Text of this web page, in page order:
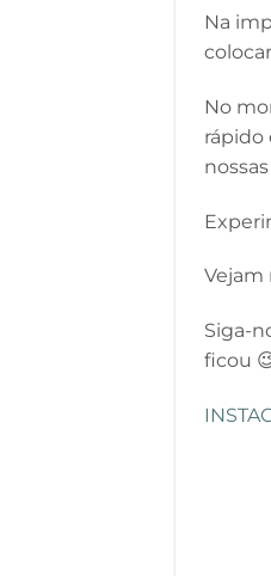
Na
No
rápido
Vejam
Siga-
ficou